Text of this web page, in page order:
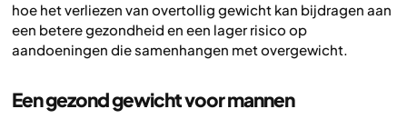
hoe het verliezen van overtollig gewicht kan bijdragen aan
een betere gezondheid en een lager risico op
aandoeningen die samenhangen met overgewicht.
Een gezond gewicht voor mannen